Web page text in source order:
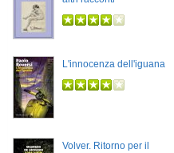
L'innocenza dell'iguana
Volver. Ritorno per il